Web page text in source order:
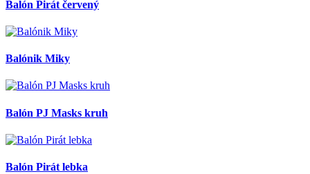
Balón Pirát červený
Balónik Miky
Balón PJ Masks kruh
Balón Pirát lebka